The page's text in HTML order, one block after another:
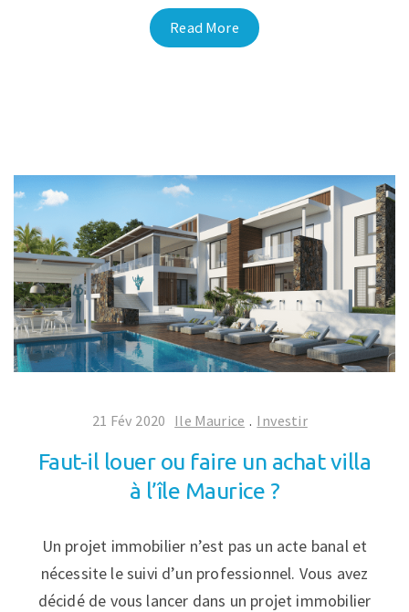
Read More
21 Fév 2020 Ile Maurice . Investir
Faut-il louer ou faire un achat villa
à l’île Maurice ?
Un projet immobilier n’est pas un acte banal et
nécessite le suivi d’un professionnel. Vous avez
décidé de vous lancer dans un projet immobilier